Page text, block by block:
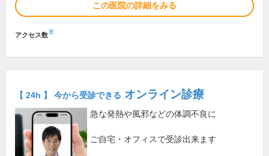
この医院の詳細をみる
アクセス数※
【 24h 】 今から受診できる オンライン診療
急な発熱や風邪などの体調不良に
ご自宅・オフィスで受診出来ます